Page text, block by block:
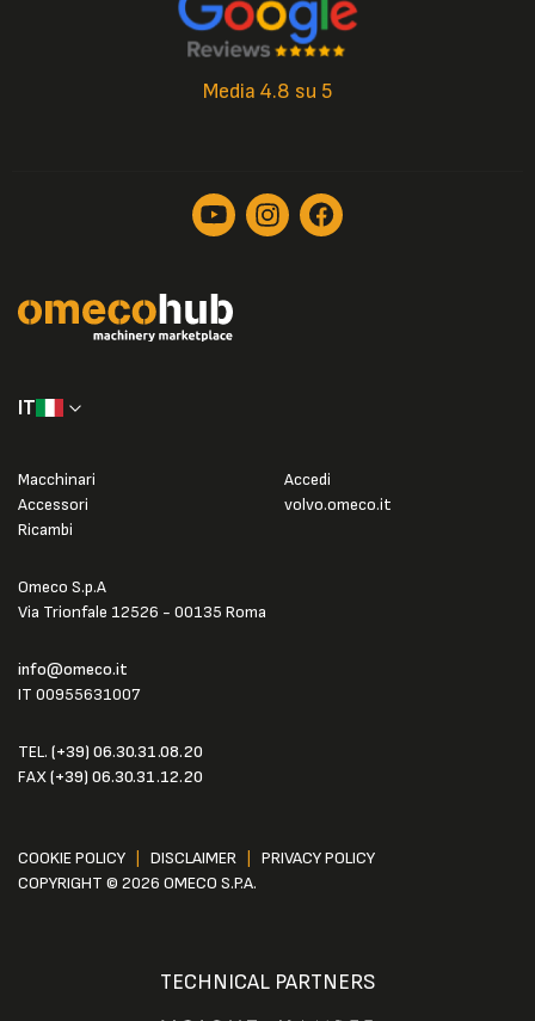
Media 4.8 su 5
IT
Omeco S.p.A
Via Trionfale 12526 - 00135 Roma
info@omeco.it
IT 00955631007
TEL. (+39) 06.30.31.08.20
FAX(+39) 06.30.31.12.20
Macchinari
Accessori
Ricambi
Accedi
volvo.omeco.it
COOKIE POLICY DISCLAIMER
PRIVACY POLICY
COPYRIGHT © 2026 OMECO S.P.A.
TECHNICAL PARTNERS